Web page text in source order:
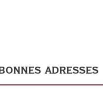
adresses